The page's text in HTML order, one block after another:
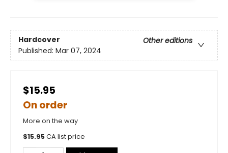
Hardcover
Other editions
Published: Mar 07, 2024
$15.95
On order
More on the way
$15.95CA list price